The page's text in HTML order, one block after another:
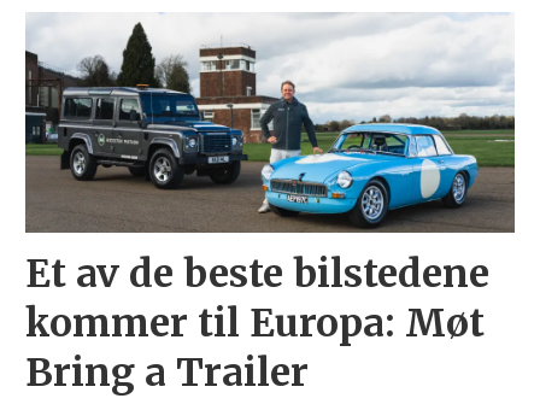
Et av de beste bilstedene
kommer til Europa: Møt
Bring a Trailer